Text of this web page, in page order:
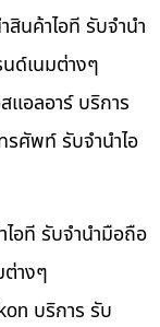
นค้าไอที รับจำนำ
ด์เนมต่างๆ
แอลอาร์ บริการ
รศัพท์ รับจำนำไอ
อที รับจำนำมือถือ
างๆ
บริการ รับ